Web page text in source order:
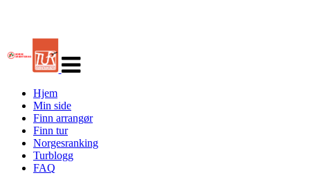
navigasjon
Hjem
Min side
Finn arrangør
Finn tur
Norgesranking
Turblogg
FAQ